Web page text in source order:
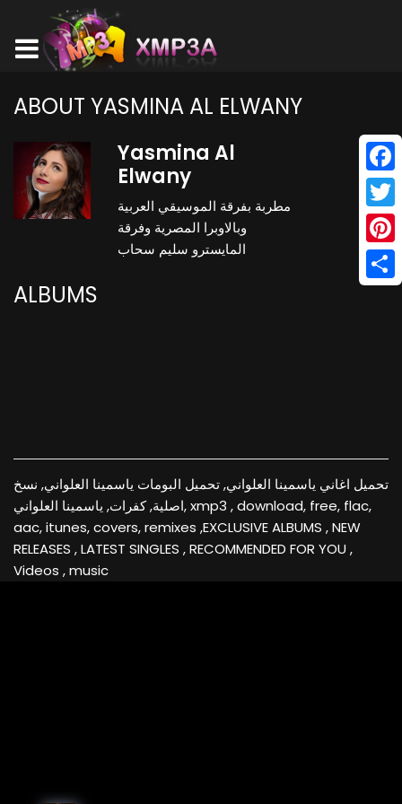
ABOUT YASMINA AL ELWANY
Yasmina Al
Elwany
مطربة بفرقة الموسيقي العربية
وبالاوبرا المصرية وفرقة
المايسترو سليم سحاب
ALBUMS
تحميل اغاني ياسمينا العلواني, تحميل البومات ياسمينا العلواني, نسخ
اصلية, كفرات, ياسمينا العلواني, xmp3 , download, free, flac,
aac, itunes, covers, remixes ,EXCLUSIVE ALBUMS , NEW
RELEASES , LATEST SINGLES , RECOMMENDED FOR YOU ,
Videos , music